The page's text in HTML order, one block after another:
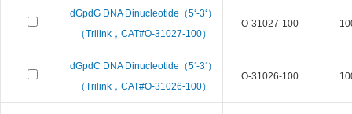
dGpdG DNA Dinucleotide（5‘-3‘）
（Trilink，CAT#O-31027-100）
O-31027-100
dGpdC DNA Dinucleotide（5‘-3‘）
（Trilink，CAT#O-31026-100）
O-31026-100